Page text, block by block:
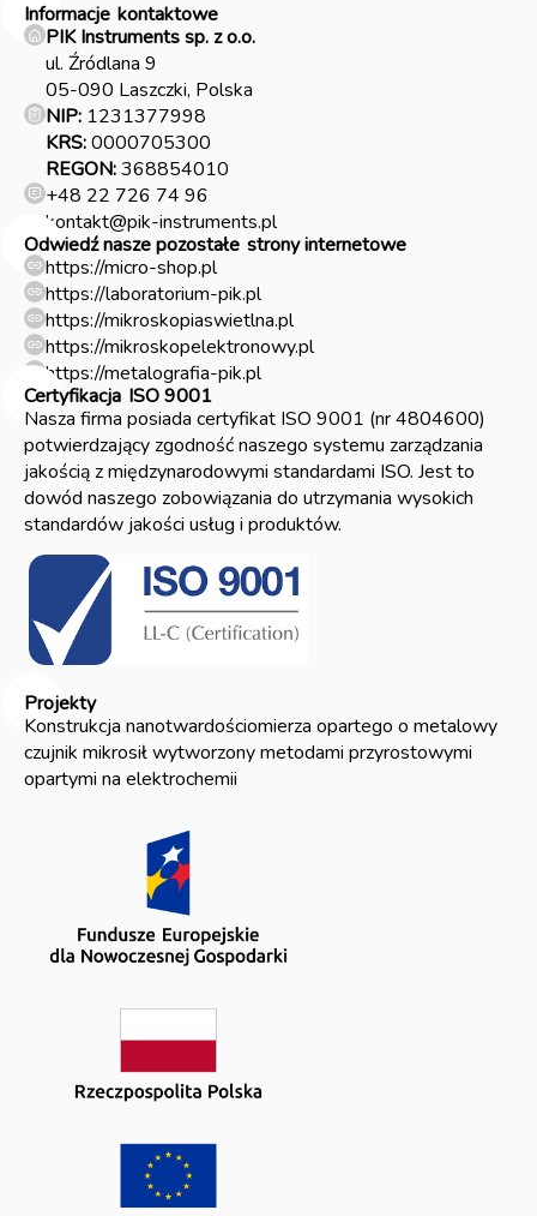
Informacje kontaktowe
PIK Instruments sp. z o.o.
ul. Źródlana 9
05-090 Laszczki, Polska
NIP: 1231377998
KRS:0000705300
REGON:368854010
+48 22 726 74 96
kontakt@pik-instruments.pl
Odwiedź nasze pozostałe strony internetowe
https://micro-shop.pl
https://laboratorium-pik.pl
https://mikroskopiaswietlna.pl
https://mikroskopelektronowy.pl
https://metalografia-pik.pl
Certyfikacja ISO 9001
Nasza firma posiada certyfikat ISO 9001 (nr 4804600)
potwierdzający zgodność naszego systemu zarządzania
jakością z międzynarodowymi standardami ISO. Jest to
dowód naszego zobowiązania do utrzymania wysokich
standardów jakości usług i produktów.
Projekty
Konstrukcja nanotwardościomierza opartego o metalowy
czujnik mikrosił wytworzony metodami przyrostowymi
opartymi na elektrochemii